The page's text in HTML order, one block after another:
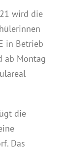
wird die
in Betrieb
ab Montag
die
Das